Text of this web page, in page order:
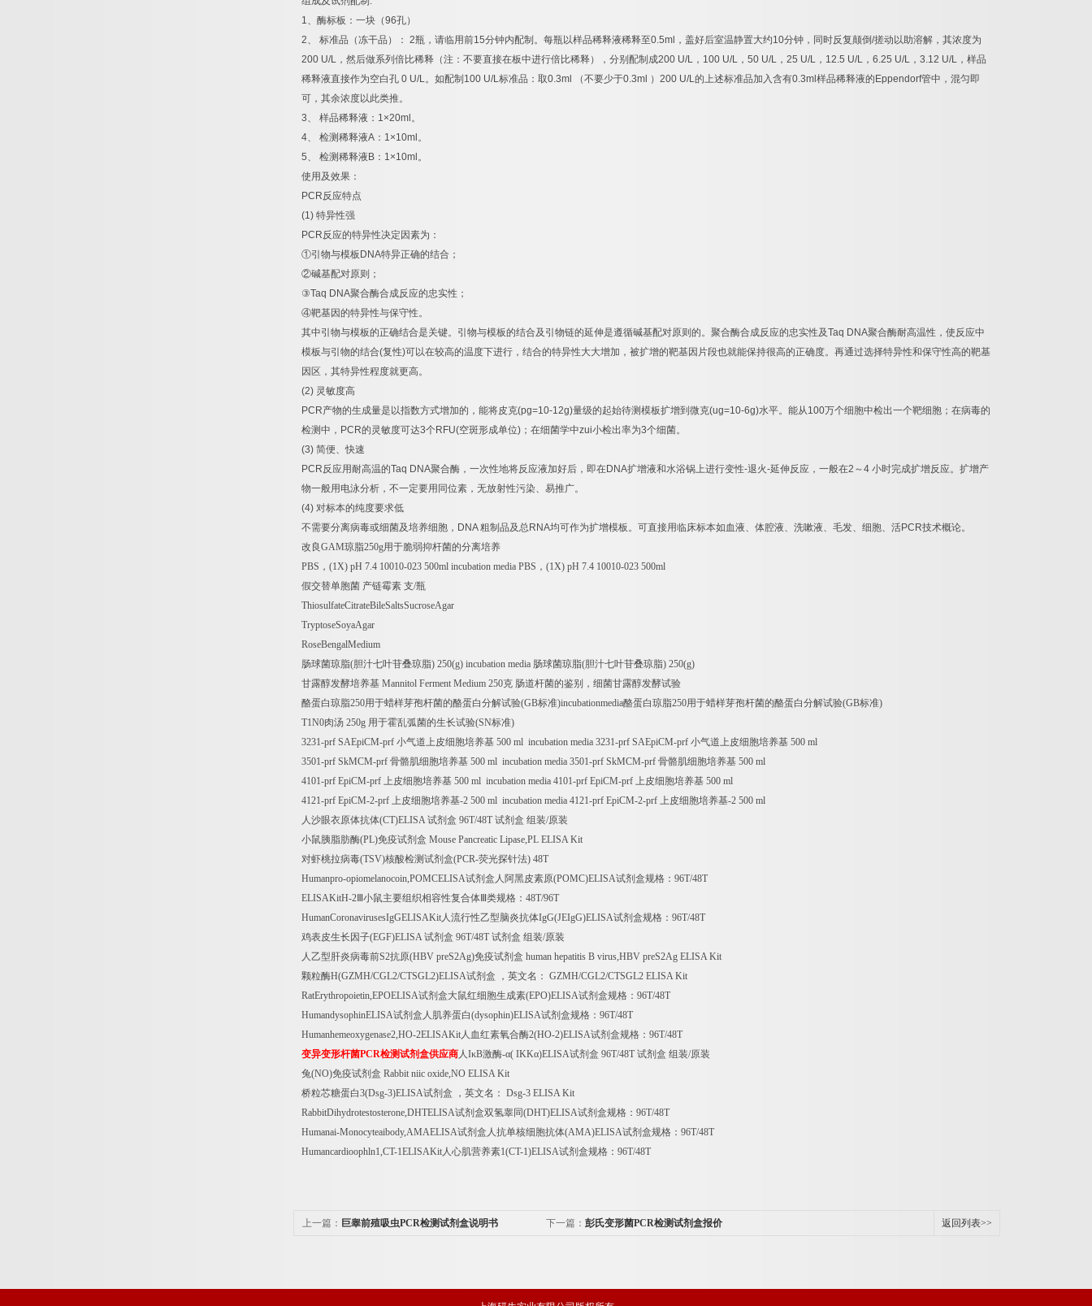
1、酶标板：一块（96孔）
2、 标准品（冻干品）： 2瓶，请临用前15分钟内配制。每瓶以样品稀释液稀释至0.5ml ，盖好后室温静置大约10分钟，同时反复颠倒/搓动以助溶解，其浓度为
200 U/L ，然后做系列倍比稀释（注：不要直接在板中进行倍比稀释），分别配制成200 U/L ， 100 U/L ， 50 U/L ， 25 U/L ， 12.5 U/L ， 6.25 U/L ， 3.12 U/L ，样品
稀释液直接作为空白孔 0 U/L。如配制 100 U/L标准品：取0.3ml （不要少于0.3ml ） 200 U/L的上述标准品加入含有0.3ml 样品稀释液的 Eppendorf管中，混匀即
可，其余浓度以此类推。
3、 样品稀释液： 1×20ml 。
4、 检测稀释液A ： 1×10ml 。
5、 检测稀释液 B ： 1×10ml 。
使用及效果：
PCR反应特点
(1) 特异性强
PCR反应的特异性决定因素为：
①引物与模板 DNA特异正确的结合；
②碱基配对原则；
③Taq DNA聚合酶合成反应的忠实性；
④靶基因的特异性与保守性。
其中引物与模板的正确结合是关键。引物与模板的结合及引物链的延伸是遵循碱基配对原则的。聚合酶合成反应的忠实性及Taq DNA聚合酶耐高温性，使反应中
模板与引物的结合(复性)可以在较高的温度下进行，结合的特异性大大增加，被扩增的靶基因片段也就能保持很高的正确度。再通过选择特异性和保守性高的靶基
因区，其特异性程度就更高。
(2) 灵敏度高
PCR产物的生成量是以指数方式增加的，能将皮克(pg=10-12g)量级的起始待测模板扩增到微克(ug=10-6g)水平。能从100万个细胞中检出一个靶细胞；在病毒的
检测中， PCR的灵敏度可达3个 RFU(空斑形成单位) ；在细菌学中zui小检出率为3个细菌。
(3) 简便、快速
PCR反应用耐高温的Taq DNA聚合酶，一次性地将反应液加好后，即在DNA扩增液和水浴锅上进行变性-退火-延伸反应，一般在2 ～4 小时完成扩增反应。扩增产
物一般用电泳分析，不一定要用同位素，无放射性污染、易推广。
(4) 对标本的纯度要求低
不需要分离病毒或细菌及培养细胞， DNA粗制品及总 RNA均可作为扩增模板。可直接用临床标本如血液、体腔液、洗嗽液、毛发、细胞、活PCR技术概论。
改良GAM琼脂250g用于脆弱抑杆菌的分离培养
PBS ， (1X) pH 7.4 10010-023 500ml incubation media PBS ， (1X) pH 7.4 10010-023 500ml
假交替单胞菌 产链霉素 支/瓶
ThiosulfateCitrateBileSaltsSucroseAgar
TryptoseSoyaAgar
RoseBengalMedium
肠球菌琼脂(胆汁七叶苷叠琼脂) 250(g) incubation media 肠球菌琼脂(胆汁七叶苷叠琼脂) 250(g)
甘露醇发酵培养基 Mannitol Ferment Medium 250克 肠道杆菌的鉴别，细菌甘露醇发酵试验
酪蛋白琼脂250用于蜡样芽孢杆菌的酪蛋白分解试验(GB标准)incubationmedia酪蛋白琼脂250用于蜡样芽孢杆菌的酪蛋白分解试验(GB标准)
T1N0肉汤 250g 用于霍乱弧菌的生长试验(SN标准)
3231-prf SAEpiCM-prf 小气道上皮细胞培养基 500 ml incubation media 3231-prf SAEpiCM-prf 小气道上皮细胞培养基 500 ml
3501-prf SkMCM-prf 骨骼肌细胞培养基 500 ml incubation media 3501-prf SkMCM-prf 骨骼肌细胞培养基 500 ml
4101-prf EpiCM-prf 上皮细胞培养基 500 ml incubation media 4101-prf EpiCM-prf 上皮细胞培养基 500 ml
4121-prf EpiCM-2-prf 上皮细胞培养基-2 500 ml incubation media 4121-prf EpiCM-2-prf 上皮细胞培养基-2 500 ml
人沙眼衣原体抗体(CT)ELISA试剂盒 96T/48T 试剂盒 组装/原装
小鼠胰脂肪酶(PL)免疫试剂盒 Mouse Pancreatic Lipase,PL ELISA Kit
对虾桃拉病毒(TSV)核酸检测试剂盒(PCR-荧光探针法) 48T
Humanpro-opiomelanocoin,POMCELISA试剂盒人阿黑皮素原(POMC)ELISA试剂盒规格： 96T/48T
ELISAKitH-2 Ⅲ小鼠主要组织相容性复合体Ⅲ类规格： 48T/96T
HumanCoronavirusesIgGELISAKit人流行性乙型脑炎抗体IgG(JEIgG)ELISA试剂盒规格： 96T/48T
鸡表皮生长因子(EGF)ELISA试剂盒 96T/48T 试剂盒 组装/原装
人乙型肝炎病毒前S2抗原(HBV preS2Ag)免疫试剂盒 human hepatitis B virus,HBV preS2Ag ELISA Kit
颗粒酶H(GZMH/CGL2/CTSGL2)ELISA试剂盒 ，英文名： GZMH/CGL2/CTSGL2 ELISA Kit
RatErythropoietin,EPOELISA试剂盒大鼠红细胞生成素(EPO)ELISA试剂盒规格： 96T/48T
HumandysophinELISA试剂盒人肌养蛋白(dysophin)ELISA试剂盒规格： 96T/48T
Humanhemeoxygenase2,HO-2ELISAKit人血红素氧合酶2(HO-2)ELISA试剂盒规格： 96T/48T
变异变形杆菌PCR检测试剂盒供应商人IκB激酶-α( IKKα)ELISA试剂盒 96T/48T 试剂盒 组装/原装
兔(NO)免疫试剂盒 Rabbit niic oxide,NO ELISA Kit
桥粒芯糖蛋白3(Dsg-3)ELISA试剂盒 ，英文名： Dsg-3 ELISA Kit
RabbitDihydrotestosterone,DHTELISA试剂盒双氢睾同(DHT)ELISA试剂盒规格： 96T/48T
Humanai-Monocyteaibody,AMAELISA试剂盒人抗单核细胞抗体(AMA)ELISA试剂盒规格： 96T/48T
Humancardioophln1,CT-1ELISAKit人心肌营养素1(CT-1)ELISA试剂盒规格： 96T/48T
上一篇： 巨睾前殖吸虫PCR检测试剂盒说明书 下一篇： 彭氏变形菌PCR检测试剂盒报价 返回列表>>